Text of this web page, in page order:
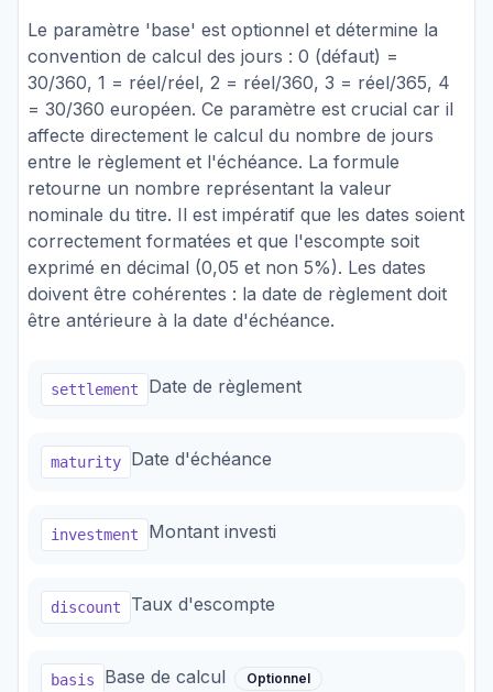
Le paramètre 'base' est optionnel et détermine la
convention de calcul des jours : 0 (défaut) =
30/360, 1 = réel/réel, 2 = réel/360, 3 = réel/365, 4
= 30/360 européen. Ce paramètre est crucial car il
affecte directement le calcul du nombre de jours
entre le règlement et l'échéance. La formule
retourne un nombre représentant la valeur
nominale du titre. Il est impératif que les dates soient
correctement formatées et que l'escompte soit
exprimé en décimal (0,05 et non 5%). Les dates
doivent être cohérentes : la date de règlement doit
être antérieure à la date d'échéance.
settlement Date de règlement
maturity Date d'échéance
investment Montant investi
discount Taux d'escompte
basis Base de calcul Optionnel